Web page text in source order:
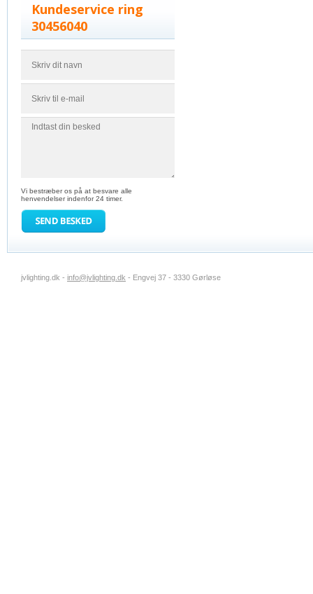
Kundeservice ring
30456040
Vi bestræber os på at besvare alle
henvendelser indenfor 24 timer.
jvlighting.dk - info@jvlighting.dk - Engvej 37 - 3330 Gørløse